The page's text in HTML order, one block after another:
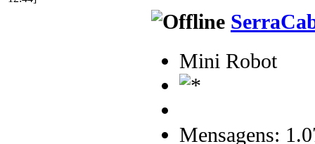
Mini Robot
Mensagens: